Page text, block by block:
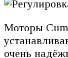
Моторы
очень